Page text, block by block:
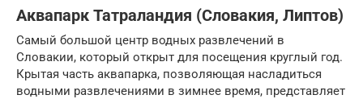
Аквапарк Татраландия (Словакия, Липтов)
Самый большой центр водных развлечений в
Словакии, который открыт для посещения круглый год.
Крытая часть аквапарка, позволяющая насладиться
водными развлечениями в зимнее время, представляет